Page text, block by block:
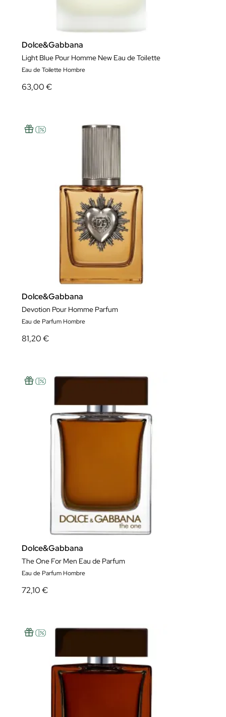
Dolce&Gabbana
Light Blue Pour Homme New Eau de Toilette
Eau de Toilette Hombre
63,00 €
Dolce&Gabbana
Devotion Pour Homme Parfum
Eau de Parfum Hombre
81,20 €
Dolce&Gabbana
The One For Men Eau de Parfum
Eau de Parfum Hombre
72,10 €